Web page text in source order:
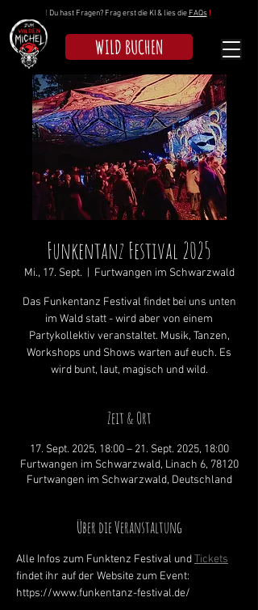
! Du hast Fragen? Frag erst die KI & lies die FAQs !
WILD BUCHEN
Funkentanz Festival 2025
Mi., 17. Sept. Furtwangen im Schwarzwald
Das Funkentanz Festival findet bei uns unten
im Wald statt - wird aber von einem
Partykollektiv veranstaltet. Musik, Tanzen,
Workshops und Shows warten auf euch. Es
wird bunt, laut, magisch und wild.
Zeit & Ort
17. Sept. 2025, 18:00 – 21. Sept. 2025, 18:00
Furtwangen im Schwarzwald, Linach 6, 78120
Furtwangen im Schwarzwald, Deutschland
Über die Veranstaltung
Alle Infos zum Funktenz Festival und Tickets
findet ihr auf der Website zum Event:
https://www.funkentanz-festival.de/